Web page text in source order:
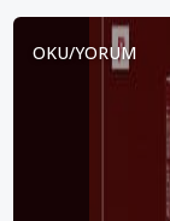
OKU/YORUM